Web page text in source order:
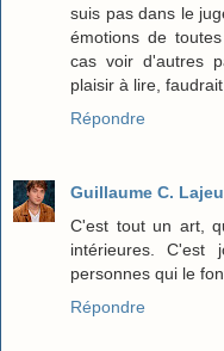
suis pas dans le
émotions de
cas voir d'autres
plaisir à lire,
Répondre
Guillaume C.
C'est tout un art,
intérieures. C'est
personnes qui le
Répondre